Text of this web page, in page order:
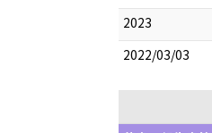
2023
2022/03/03